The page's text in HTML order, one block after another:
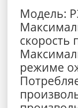
Модель:
скорость
режиме